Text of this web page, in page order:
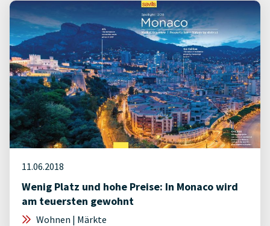
11.06.2018
Wenig Platz und hohe Preise: In Monaco wird
am teuersten gewohnt
Wohnen | Märkte